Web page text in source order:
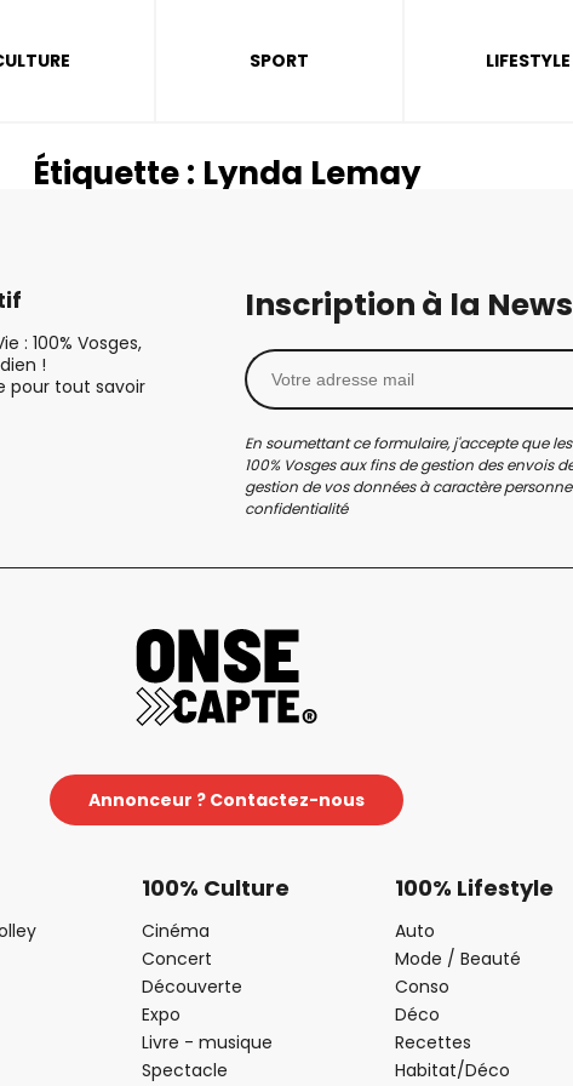
SPORT LIFESTYLE
Étiquette : Lynda Lemay
: 100% Vosges,
!
pour tout savoir
Inscription à la
En soumettant ce formulaire, j'accepte que
100% Vosges aux fins de gestion des envois
gestion de vos données à caractère
confidentialité
Annonceur ? Contactez-nous
100% Culture
Cinéma
Concert
Découverte
Expo
Livre - musique
Spectacle
100% Lifestyle
Auto
Mode / Beauté
Conso
Déco
Recettes
Habitat/Déco